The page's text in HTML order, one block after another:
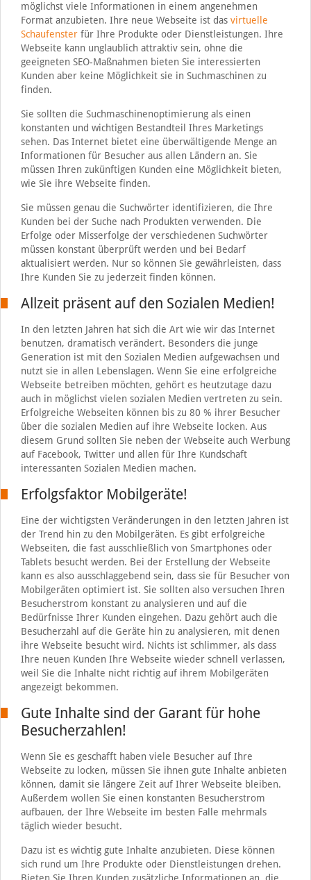
möglichst viele Informationen in einem angenehmen
Format anzubieten. Ihre neue Webseite ist das virtuelle
Schaufensterfür Ihre Produkte oder Dienstleistungen. Ihre
Webseite kann unglaublich attraktiv sein, ohne die
geeigneten SEO-Maßnahmen bieten Sie interessierten
Kunden aber keine Möglichkeit sie in Suchmaschinen zu
finden.
Sie sollten die Suchmaschinenoptimierung als einen
konstanten und wichtigen Bestandteil Ihres Marketings
sehen. Das Internet bietet eine überwältigende Menge an
Informationen für Besucher aus allen Ländern an. Sie
müssen Ihren zukünftigen Kunden eine Möglichkeit bieten,
wie Sie ihre Webseite finden.
Sie müssen genau die Suchwörter identifizieren, die Ihre
Kunden bei der Suche nach Produkten verwenden. Die
Erfolge oder Misserfolge der verschiedenen Suchwörter
müssen konstant überprüft werden und bei Bedarf
aktualisiert werden. Nur so können Sie gewährleisten, dass
Ihre Kunden Sie zu jederzeit finden können.
Allzeit präsent auf den Sozialen Medien!
In den letzten Jahren hat sich die Art wie wir das Internet
benutzen, dramatisch verändert. Besonders die junge
Generation ist mit den Sozialen Medien aufgewachsen und
nutzt sie in allen Lebenslagen. Wenn Sie eine erfolgreiche
Webseite betreiben möchten, gehört es heutzutage dazu
auch in möglichst vielen sozialen Medien vertreten zu sein.
Erfolgreiche Webseiten können bis zu 80 % ihrer Besucher
über die sozialen Medien auf ihre Webseite locken. Aus
diesem Grund sollten Sie neben der Webseite auch Werbung
auf Facebook, Twitter und allen für Ihre Kundschaft
interessanten Sozialen Medien machen.
Erfolgsfaktor Mobilgeräte!
Eine der wichtigsten Veränderungen in den letzten Jahren ist
der Trend hin zu den Mobilgeräten. Es gibt erfolgreiche
Webseiten, die fast ausschließlich von Smartphones oder
Tablets besucht werden. Bei der Erstellung der Webseite
kann es also ausschlaggebend sein, dass sie für Besucher von
Mobilgeräten optimiert ist. Sie sollten also versuchen Ihren
Besucherstrom konstant zu analysieren und auf die
Bedürfnisse Ihrer Kunden eingehen. Dazu gehört auch die
Besucherzahl auf die Geräte hin zu analysieren, mit denen
ihre Webseite besucht wird. Nichts ist schlimmer, als dass
Ihre neuen Kunden Ihre Webseite wieder schnell verlassen,
weil Sie die Inhalte nicht richtig auf ihrem Mobilgeräten
angezeigt bekommen.
Gute Inhalte sind der Garant für hohe
Besucherzahlen!
Wenn Sie es geschafft haben viele Besucher auf Ihre
Webseite zu locken, müssen Sie ihnen gute Inhalte anbieten
können, damit sie längere Zeit auf Ihrer Webseite bleiben.
Außerdem wollen Sie einen konstanten Besucherstrom
aufbauen, der Ihre Webseite im besten Falle mehrmals
täglich wieder besucht.
Dazu ist es wichtig gute Inhalte anzubieten. Diese können
sich rund um Ihre Produkte oder Dienstleistungen drehen.